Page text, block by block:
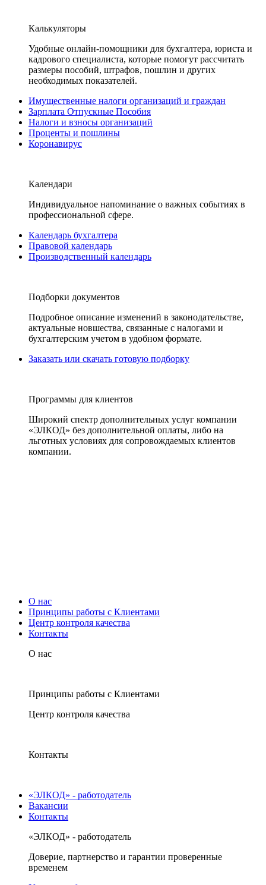
Калькуляторы
Удобные онлайн-помощники для бухгалтера, юриста и
кадрового специалиста, которые помогут рассчитать
размеры пособий, штрафов, пошлин и других
необходимых показателей.
Имущественные налоги организаций и граждан
Зарплата Отпускные Пособия
Налоги и взносы организаций
Проценты и пошлины
Коронавирус
Календари
Индивидуальное напоминание о важных событиях в
профессиональной сфере.
Календарь бухгалтера
Правовой календарь
Производственный календарь
Подборки документов
Подробное описание изменений в законодательстве,
актуальные новшества, связанные с налогами и
бухгалтерским учетом в удобном формате.
Заказать или скачать готовую подборку
Программы для клиентов
Широкий спектр дополнительных услуг компании
«ЭЛКОД» без дополнительной оплаты, либо на
льготных условиях для сопровождаемых клиентов
компании.
О нас
Принципы работы с Клиентами
Центр контроля качества
Контакты
О нас
Принципы работы с Клиентами
Центр контроля качества
Контакты
«ЭЛКОД» - работодатель
Вакансии
Контакты
«ЭЛКОД» - работодатель
Доверие, партнерство и гарантии проверенные
временем